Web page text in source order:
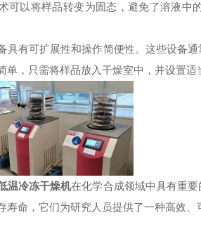
可以将样品转变为固态，避免了溶液中
有可扩展性和操作简便性。这些设备通
单，只需将样品放入干燥室中，并设置适
温冷冻干燥机在化学合成领域中具有重
寿命，它们为研究人员提供了一种高效